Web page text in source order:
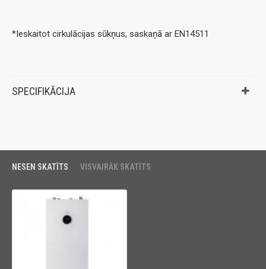
*Ieskaitot cirkulācijas sūkņus, saskaņā ar EN14511
SPECIFIKĀCIJA
NESEN SKATĪTS VISVAIRĀK SKATĪTS